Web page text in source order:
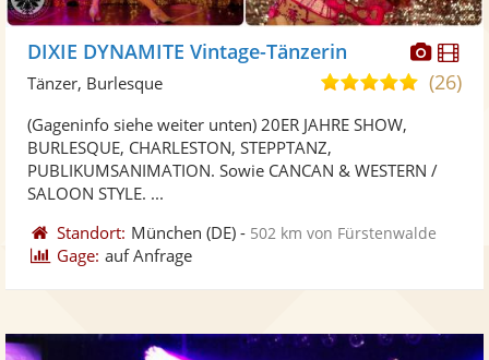
DIXIE DYNAMITE Vintage-Tänzerin
5,0
Sternen
(26)
Tänzer, Burlesque
(Gageninfo siehe weiter unten) 20ER JAHRE SHOW,
BURLESQUE, CHARLESTON, STEPPTANZ,
PUBLIKUMSANIMATION. Sowie CANCAN & WESTERN /
SALOON STYLE. ...
Standort: München (DE) - 502 km von Fürstenwalde
Gage: auf Anfrage